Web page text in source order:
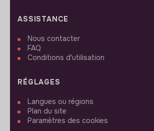
ASSISTANCE
Nous contacter
FAQ
Conditions d'utilisation
RÉGLAGES
Langues ou régions
Plan du site
Paramètres des cookies